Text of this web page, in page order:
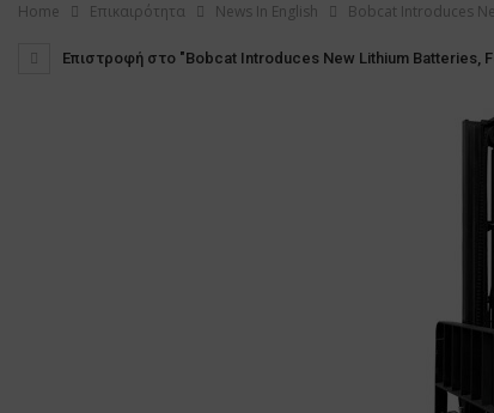
ΕΠΙΚΟΙΝΩΝΙΑ
Home Επικαιρότητα News In English Bobcat Introduces
Επιστροφή στο "Bobcat Introduces New Lithium Batteries,